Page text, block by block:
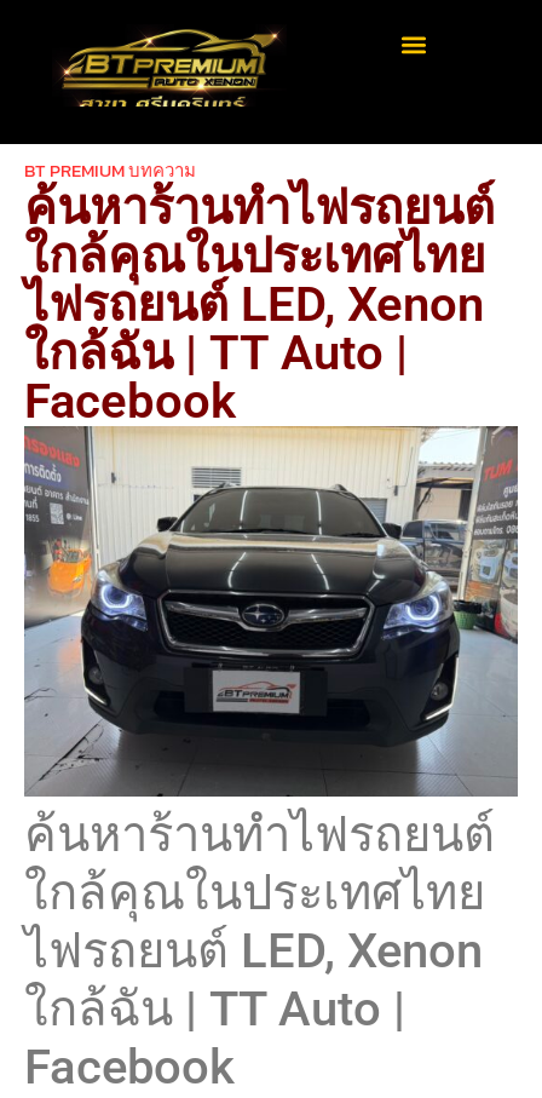
BT PREMIUM บทความ
ค้นหาร้านทำไฟรถยนต์
ใกล้คุณในประเทศไทย
ไฟรถยนต์ LED, Xenon
ใกล้ฉัน | TT Auto |
Facebook
ค้นหาร้านทำไฟรถยนต์
ใกล้คุณในประเทศไทย
ไฟรถยนต์ LED, Xenon
ใกล้ฉัน | TT Auto |
Facebook